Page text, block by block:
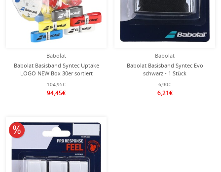
Babolat
Babolat Basisband Syntec Uptake
LOGO NEW Box 30er sortiert
104,95€
94,45€
Babolat
Babolat Basisband Syntec Evo
schwarz - 1 Stück
6,90€
6,21€
10% reduziert